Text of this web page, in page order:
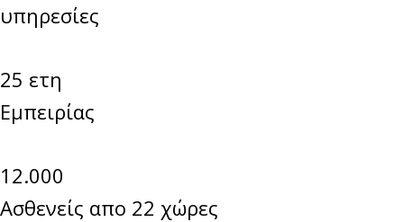
υπηρεσίες
25 ετη
Εμπειρίας
12.000
Ασθενείς απο 22 χώρες